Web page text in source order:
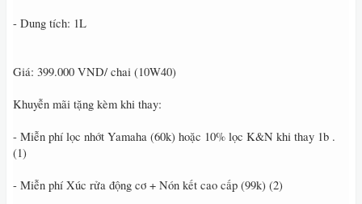
- Dung tích: 1L
Giá: 399.000 VND/ chai (10W40)
Khuyễn mãi tặng kèm khi thay:
- Miễn phí lọc nhớt Yamaha (60k) hoặc 10% lọc K&N khi thay 1b .
(1)
- Miễn phí Xúc rửa động cơ + Nón kết cao cấp (99k) (2)